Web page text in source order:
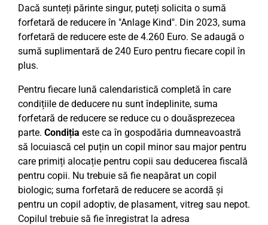
Dacă sunteți părinte singur, puteți solicita o sumă
forfetară de reducere în "Anlage Kind". Din 2023, suma
forfetară de reducere este de 4.260 Euro. Se adaugă o
sumă suplimentară de 240 Euro pentru fiecare copil în
plus.
Pentru fiecare lună calendaristică completă în care
condițiile de deducere nu sunt îndeplinite, suma
forfetară de reducere se reduce cu o douăsprezecea
parte. Condiția este ca în gospodăria dumneavoastră
să locuiască cel puțin un copil minor sau major pentru
care primiți alocație pentru copii sau deducerea fiscală
pentru copii. Nu trebuie să fie neapărat un copil
biologic; suma forfetară de reducere se acordă și
pentru un copil adoptiv, de plasament, vitreg sau nepot.
Copilul trebuie să fie înregistrat la adresa